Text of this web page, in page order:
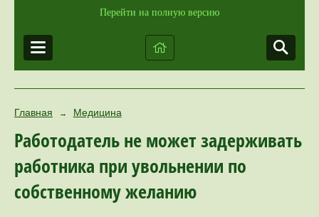
Перейти на полную версию
Главная → Медицина
Работодатель не может задерживать
работника при увольнении по
собственному желанию